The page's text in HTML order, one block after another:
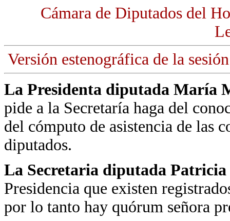
Cámara de Diputados del
Versión estenográfica de la
La Presidenta diputada María
pide a la Secretaría haga del
del cómputo de asistencia de las
diputados.
La Secretaria diputada
Presidencia que existen
por lo tanto hay quórum señora